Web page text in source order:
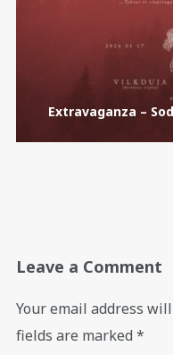
Extravaganza –
Leave a Comment
Your email address
fields are marked *